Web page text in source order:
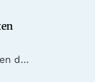
FNRS en Knegt International hebben de handen ineengeslagen. Met deze samenwerking willen we hippische ondernemers ondersteunen met betrouwbare, veelzijdige en praktijkgerichte machines die het dagelijkse werk..